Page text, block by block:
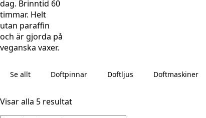
dag. Brinntid 60
timmar. Helt
utan paraffin
och är gjorda på
veganska vaxer.
Se allt Doftpinnar Doftljus Doftmaskiner
Visar alla 5 resultat